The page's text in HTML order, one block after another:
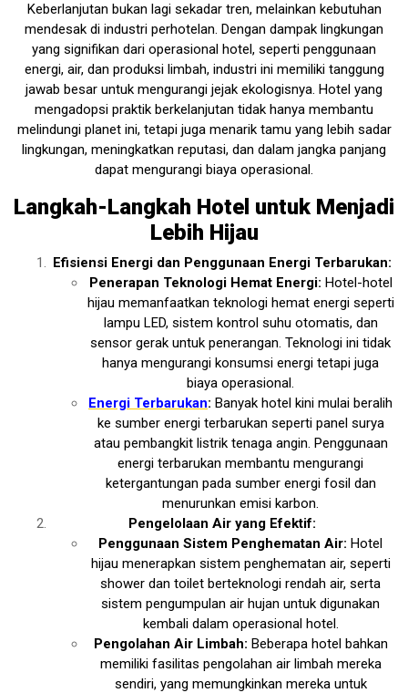
Keberlanjutan bukan lagi sekadar tren, melainkan kebutuhan
mendesak di industri perhotelan. Dengan dampak lingkungan
yang signifikan dari operasional hotel, seperti penggunaan
energi, air, dan produksi limbah, industri ini memiliki tanggung
jawab besar untuk mengurangi jejak ekologisnya. Hotel yang
mengadopsi praktik berkelanjutan tidak hanya membantu
melindungi planet ini, tetapi juga menarik tamu yang lebih sadar
lingkungan, meningkatkan reputasi, dan dalam jangka panjang
dapat mengurangi biaya operasional.
Langkah-Langkah Hotel untuk Menjadi
Lebih Hijau
Efisiensi Energi dan Penggunaan Energi Terbarukan:
Penerapan Teknologi Hemat Energi: Hotel-hotel
hijau memanfaatkan teknologi hemat energi seperti
lampu LED, sistem kontrol suhu otomatis, dan
sensor gerak untuk penerangan. Teknologi ini tidak
hanya mengurangi konsumsi energi tetapi juga
biaya operasional.
Energi Terbarukan: Banyak hotel kini mulai beralih
ke sumber energi terbarukan seperti panel surya
atau pembangkit listrik tenaga angin. Penggunaan
energi terbarukan membantu mengurangi
ketergantungan pada sumber energi fosil dan
menurunkan emisi karbon.
Pengelolaan Air yang Efektif:
Penggunaan Sistem Penghematan Air: Hotel
hijau menerapkan sistem penghematan air, seperti
shower dan toilet berteknologi rendah air, serta
sistem pengumpulan air hujan untuk digunakan
kembali dalam operasional hotel.
Pengolahan Air Limbah: Beberapa hotel bahkan
memiliki fasilitas pengolahan air limbah mereka
sendiri, yang memungkinkan mereka untuk